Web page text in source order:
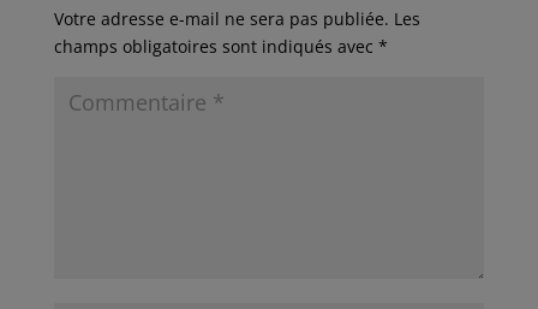
Votre adresse e-mail ne sera pas publiée. Les
champs obligatoires sont indiqués avec *